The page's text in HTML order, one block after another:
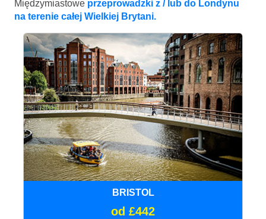
Międzymiastowe przeprowadzki z / lub do Londynu
na terenie całej Wielkiej Brytani.
BRISTOL
od £442